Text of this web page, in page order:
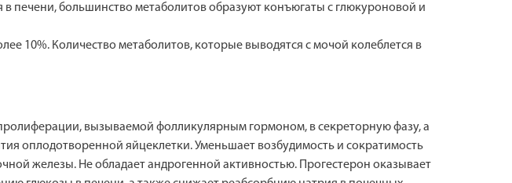
печени, большинство метаболитов образуют конъюгаты с глюкуроновой и
10%. Количество метаболитов, которые выводятся с мочой колеблется в
вызываемой фолликулярным гормоном, в секреторную фазу, а
оплодотворенной яйцеклетки. Уменьшает возбудимость и сократимость
железы. Не обладает андрогенной активностью. Прогестерон оказывает